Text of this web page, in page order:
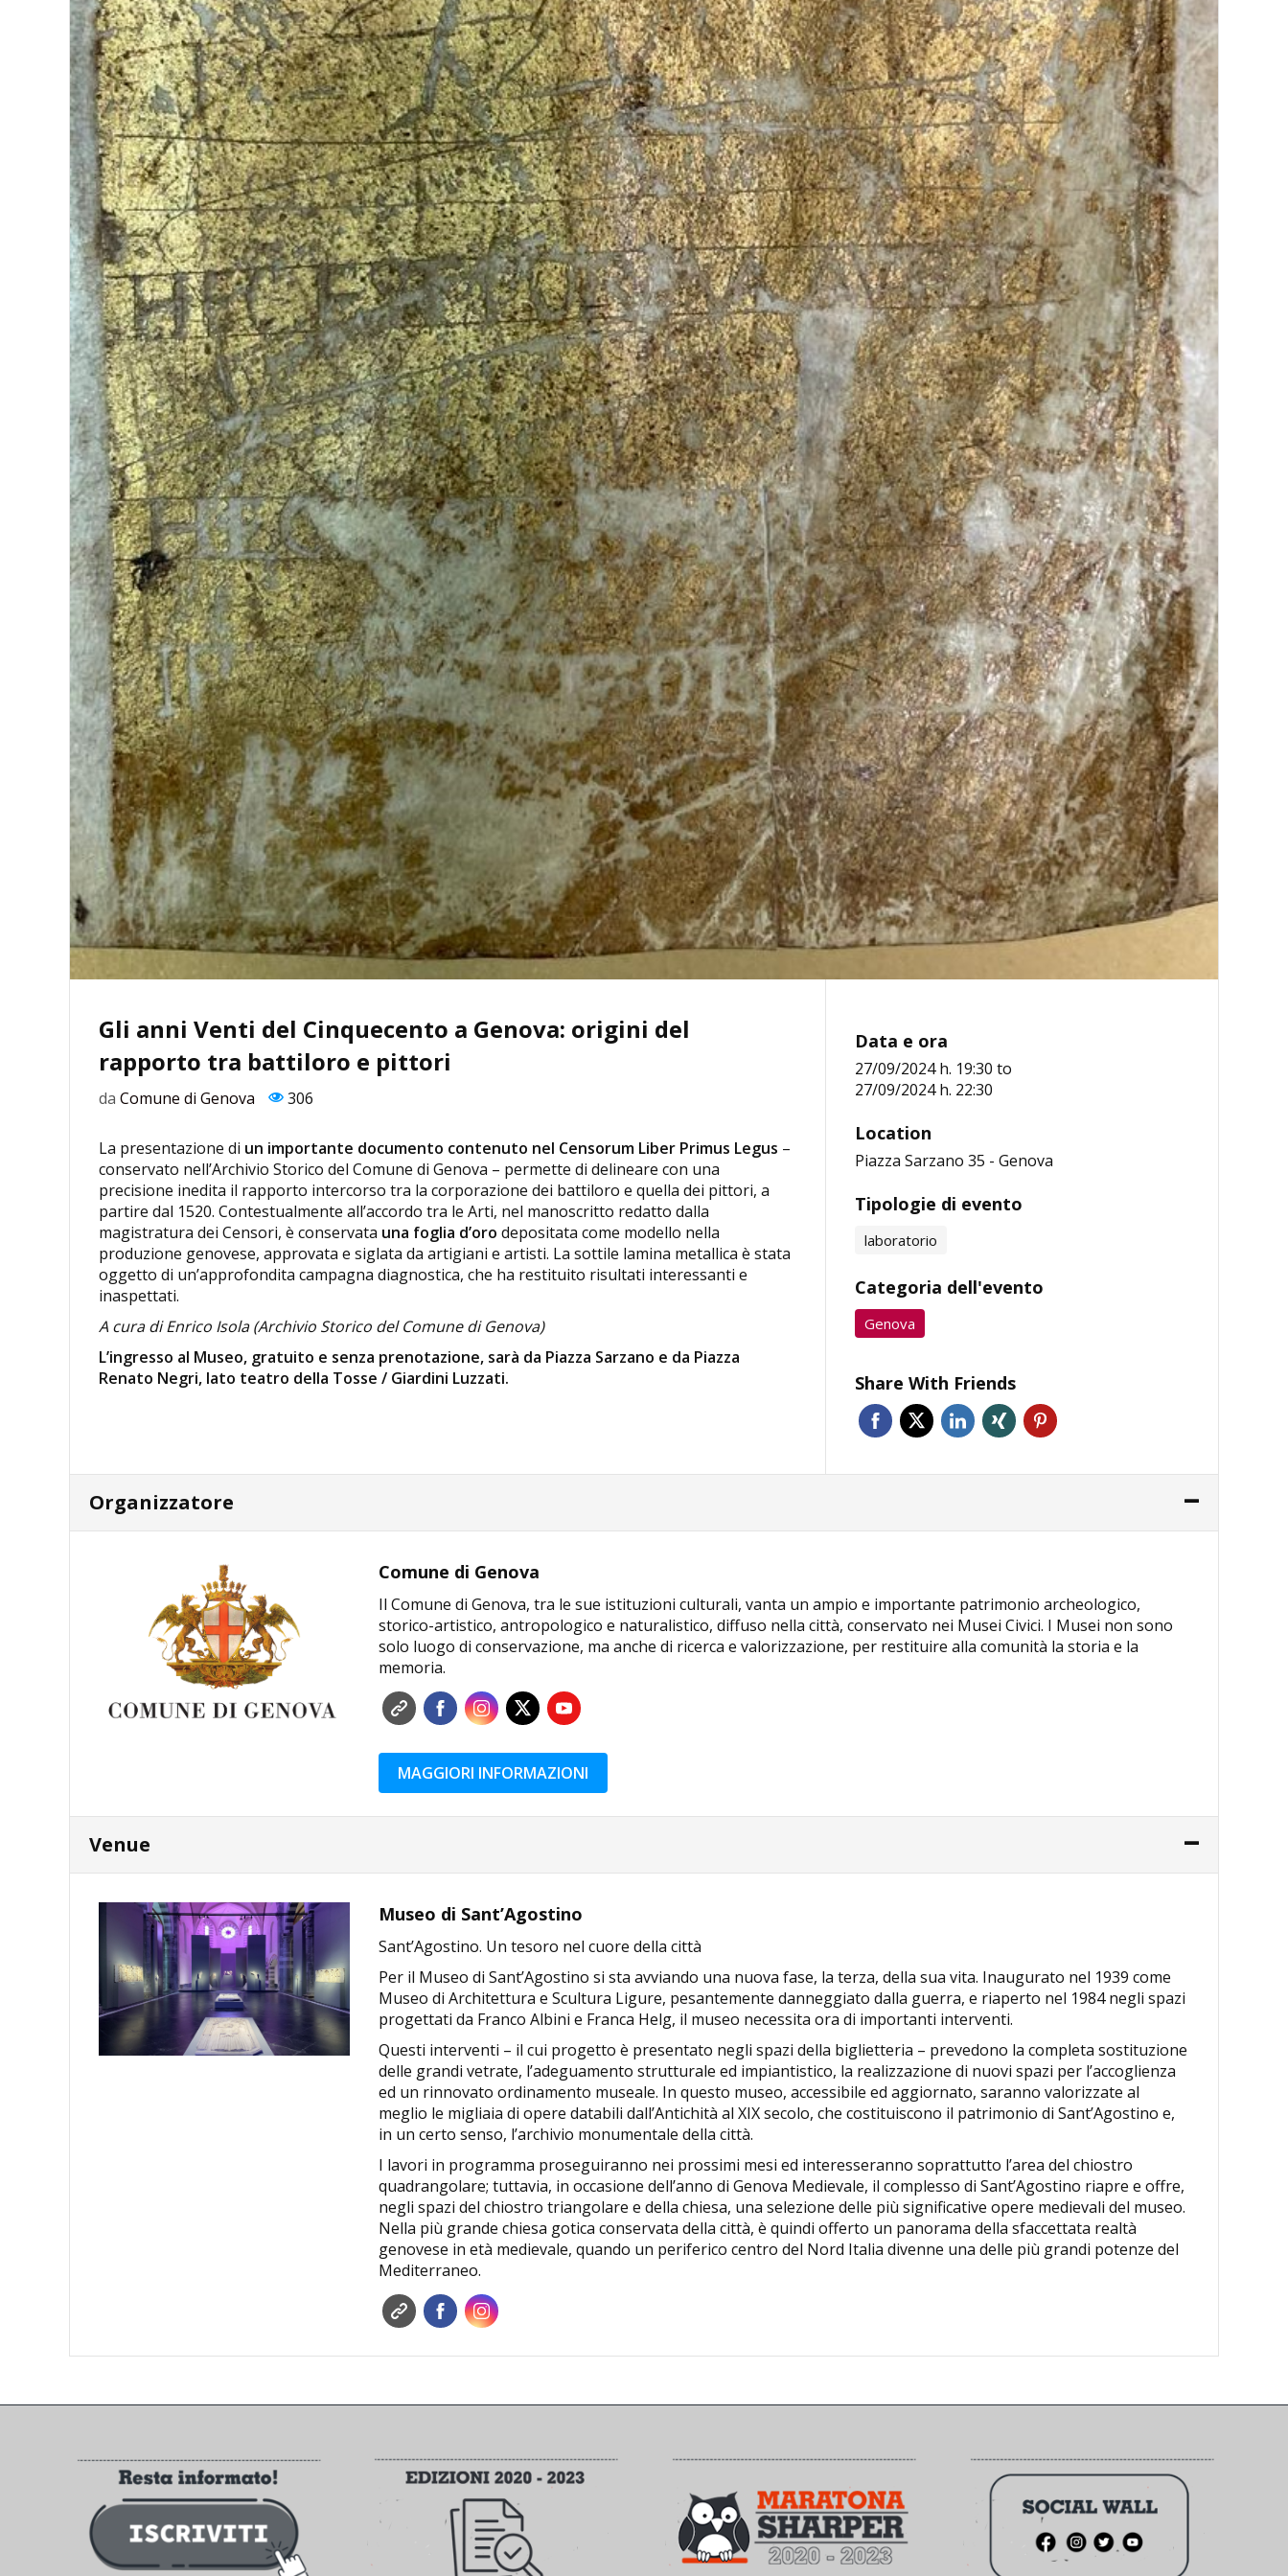
Gli anni Venti del Cinquecento a Genova: origini del
rapporto tra battiloro e pittori
da Comune di Genova 306
La presentazione di un importante documento contenuto nel Censorum Liber Primus Legus –
conservato nell’Archivio Storico del Comune di Genova – permette di delineare con una
precisione inedita il rapporto intercorso tra la corporazione dei battiloro e quella dei pittori, a
partire dal 1520. Contestualmente all’accordo tra le Arti, nel manoscritto redatto dalla
magistratura dei Censori, è conservata una foglia d’oro depositata come modello nella
produzione genovese, approvata e siglata da artigiani e artisti. La sottile lamina metallica è stata
oggetto di un’approfondita campagna diagnostica, che ha restituito risultati interessanti e
inaspettati.
A cura di Enrico Isola (Archivio Storico del Comune di Genova)
L’ingresso al Museo, gratuito e senza prenotazione, sarà da Piazza Sarzano e da Piazza
Renato Negri, lato teatro della Tosse / Giardini Luzzati.
Data e ora
27/09/2024 h. 19:30 to
27/09/2024 h. 22:30
Location
Piazza Sarzano 35 - Genova
Tipologie di evento
laboratorio
Categoria dell'evento
Genova
Share With Friends
Organizzatore
Comune di Genova
Il Comune di Genova, tra le sue istituzioni culturali, vanta un ampio e importante patrimonio archeologico,
storico-artistico, antropologico e naturalistico, diffuso nella città, conservato nei Musei Civici. I Musei non sono
solo luogo di conservazione, ma anche di ricerca e valorizzazione, per restituire alla comunità la storia e la
memoria.
MAGGIORI INFORMAZIONI
Venue
Museo di Sant’Agostino
Sant’Agostino. Un tesoro nel cuore della città
Per il Museo di Sant’Agostino si sta avviando una nuova fase, la terza, della sua vita. Inaugurato nel 1939 come
Museo di Architettura e Scultura Ligure, pesantemente danneggiato dalla guerra, e riaperto nel 1984 negli spazi
progettati da Franco Albini e Franca Helg, il museo necessita ora di importanti interventi.
Questi interventi – il cui progetto è presentato negli spazi della biglietteria – prevedono la completa sostituzione
delle grandi vetrate, l’adeguamento strutturale ed impiantistico, la realizzazione di nuovi spazi per l’accoglienza
ed un rinnovato ordinamento museale. In questo museo, accessibile ed aggiornato, saranno valorizzate al
meglio le migliaia di opere databili dall’Antichità al XIX secolo, che costituiscono il patrimonio di Sant’Agostino e,
in un certo senso, l’archivio monumentale della città.
I lavori in programma proseguiranno nei prossimi mesi ed interesseranno soprattutto l’area del chiostro
quadrangolare; tuttavia, in occasione dell’anno di Genova Medievale, il complesso di Sant’Agostino riapre e offre,
negli spazi del chiostro triangolare e della chiesa, una selezione delle più significative opere medievali del museo.
Nella più grande chiesa gotica conservata della città, è quindi offerto un panorama della sfaccettata realtà
genovese in età medievale, quando un periferico centro del Nord Italia divenne una delle più grandi potenze del
Mediterraneo.